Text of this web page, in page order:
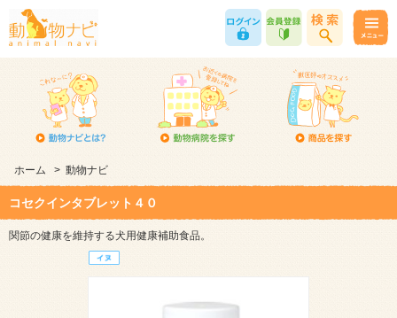
ホーム > 動物ナビ
コセクインタブレット４０
関節の健康を維持する犬用健康補助食品。